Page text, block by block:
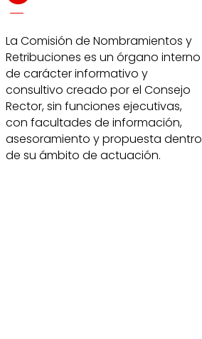
La Comisión de Nombramientos y
Retribuciones es un órgano interno
de carácter informativo y
consultivo creado por el Consejo
Rector, sin funciones ejecutivas,
con facultades de información,
asesoramiento y propuesta dentro
de su ámbito de actuación.